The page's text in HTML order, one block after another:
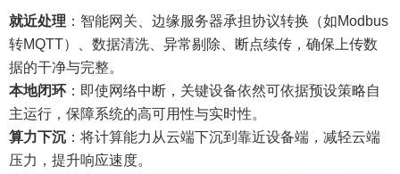
就近处理 ：智能网关、边缘服务器承担协议转换（如Modbus
转MQTT）、数据清洗、异常剔除、断点续传，确保上传数
据的干净与完整。
本地闭环 ：即使网络中断，关键设备依然可依据预设策略自
主运行，保障系统的高可用性与实时性。
算力下沉 ： 将计算能力从云端下沉到靠近设备端，减轻云端
压力，提升响应速度。